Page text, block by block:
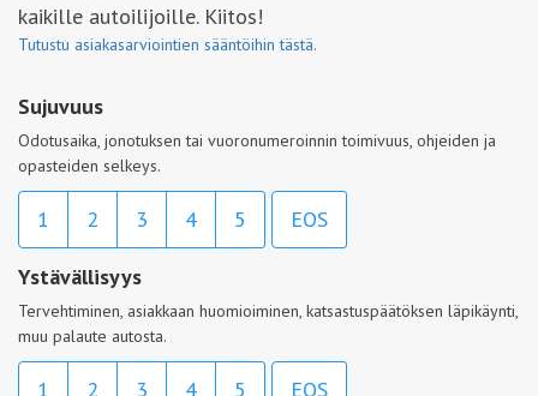
kaikille autoilijoille. Kiitos!
Tutustu asiakasarviointien sääntöihin tästä.
Sujuvuus
Odotusaika, jonotuksen tai vuoronumeroinnin toimivuus, ohjeiden ja
opasteiden selkeys.
1 2 3 4 5 EOS
Ystävällisyys
Tervehtiminen, asiakkaan huomioiminen, katsastuspäätöksen läpikäynti,
muu palaute autosta.
1 2 3 4 5 EOS